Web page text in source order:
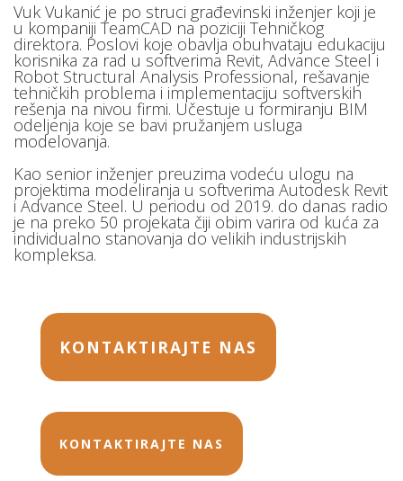
Vuk Vukanić je po struci građevinski inženjer koji je
u kompaniji TeamCAD na poziciji Tehničkog
direktora. Poslovi koje obavlja obuhvataju edukaciju
korisnika za rad u softverima Revit, Advance Steel i
Robot Structural Analysis Professional, rešavanje
tehničkih problema i implementaciju softverskih
rešenja na nivou firmi. Učestuje u formiranju BIM
odeljenja koje se bavi pružanjem usluga
modelovanja.
Kao senior inženjer preuzima vodeću ulogu na
projektima modeliranja u softverima Autodesk Revit
i Advance Steel. U periodu od 2019. do danas radio
je na preko 50 projekata čiji obim varira od kuća za
individualno stanovanja do velikih industrijskih
kompleksa.
KONTAKTIRAJTE NAS
KONTAKTIRAJTE NAS